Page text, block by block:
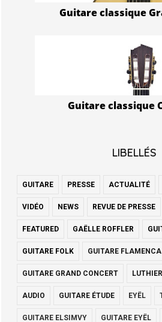
Guitare classique
Guitare classique
LIBELLÉS
GUITARE PRESSE ACTUALITÉ
VIDÉO NEWS REVUE DE PRESSE
FEATURED GAËLLE ROFFLER
GUITARE FOLK GUITARE FLAMENCA
GUITARE GRAND CONCERT LUTHIER
AUDIO GUITARE ÉTUDE EYËL
GUITARE ELSIMVY GUITARE EYËL